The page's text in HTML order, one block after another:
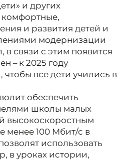
и других
комфортные,
и развития детей и
модернизации
в связи с этим появится
– к 2025 году
все дети учились в
обеспечить
школы малых
высокоскоростным
менее 100 Мбит/с в
использовать
в уроках истории,